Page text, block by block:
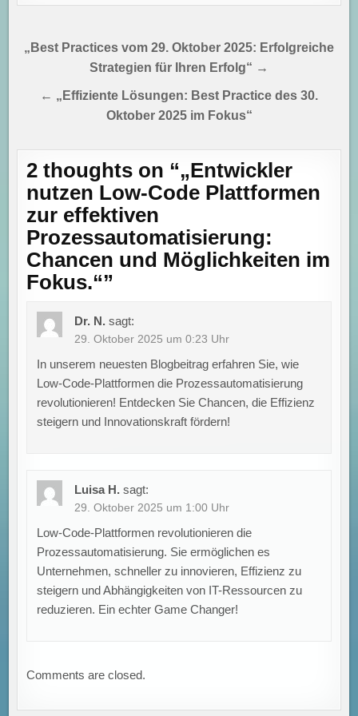
Beitragsnavigation
„Best Practices vom 29. Oktober 2025: Erfolgreiche
Strategien für Ihren Erfolg“ →
← „Effiziente Lösungen: Best Practice des 30.
Oktober 2025 im Fokus“
2 thoughts on “„Entwickler
nutzen Low-Code Plattformen
zur effektiven
Prozessautomatisierung:
Chancen und Möglichkeiten im
Fokus.“”
Dr. N. sagt:
29. Oktober 2025 um 0:23 Uhr
In unserem neuesten Blogbeitrag erfahren Sie, wie
Low-Code-Plattformen die Prozessautomatisierung
revolutionieren! Entdecken Sie Chancen, die Effizienz
steigern und Innovationskraft fördern!
Luisa H. sagt:
29. Oktober 2025 um 1:00 Uhr
Low-Code-Plattformen revolutionieren die
Prozessautomatisierung. Sie ermöglichen es
Unternehmen, schneller zu innovieren, Effizienz zu
steigern und Abhängigkeiten von IT-Ressourcen zu
reduzieren. Ein echter Game Changer!
Comments are closed.